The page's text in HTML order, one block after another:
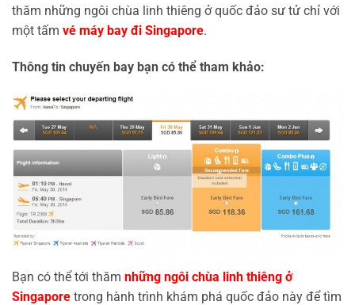
thăm những ngôi chùa linh thiêng ở quốc đảo sư tử chỉ với
một tấm vé máy bay đi Singapore.
Thông tin chuyến bay bạn có thể tham khảo:
Bạn có thể tới thăm những ngôi chùa linh thiêng ở
Singapore trong hành trình khám phá quốc đảo này để tìm